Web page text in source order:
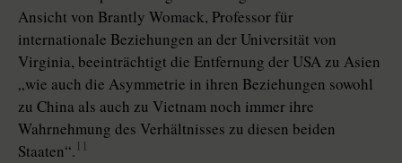
Ansicht von Brantly Womack, Professor für
internationale Beziehungen an der Universität von
Virginia, beeinträchtigt die Entfernung der USA zu Asien
„wie auch die Asymmetrie in ihren Beziehungen sowohl
zu China als auch zu Vietnam noch immer ihre
Wahrnehmung des Verhältnisses zu diesen beiden
Staaten“. 11